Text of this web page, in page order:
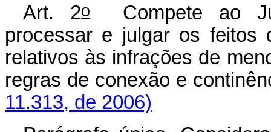
Art. 2o
Compete ao
processar e julgar os feitos
relativos às infrações de
regras de conexão e
11.313, de 2006)